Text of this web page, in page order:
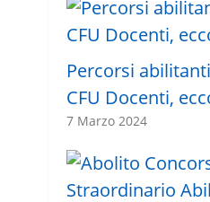
Percorsi
CFU Docenti,
7 Marzo 2024